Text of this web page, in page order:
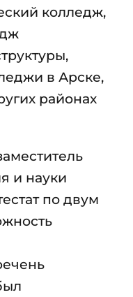
колледж,
в Арске,
районах
и науки
по двум